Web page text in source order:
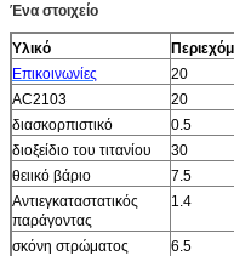
Ένα στοιχείο
Υλικό
Επικοινωνίες
20
AC2103
20
διασκορπιστικό
0.5
διοξείδιο του τιτανίου
30
θειικό βάριο
7.5
Αντιεγκαταστατικός
παράγοντας
1.4
σκόνη στρώματος
6.5